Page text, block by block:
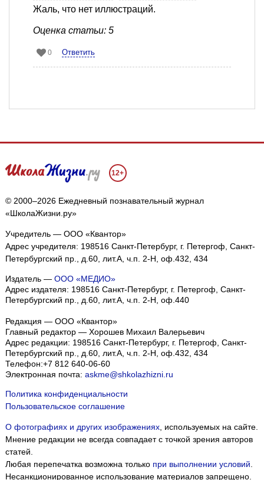
Жаль, что нет иллюстраций.
Оценка статьи: 5
0 Ответить
12+
© 2000–2026 Ежедневный познавательный журнал
«ШколаЖизни.ру»
Учредитель — ООО «Квантор»
Адрес учредителя: 198516 Санкт-Петербург, г. Петергоф, Санкт-
Петербургский пр., д.60, лит.А, ч.п. 2-Н, оф.432, 434
Издатель — ООО «МЕДИО»
Адрес издателя: 198516 Санкт-Петербург, г. Петергоф, Санкт-
Петербургский пр., д.60, лит.А, ч.п. 2-Н, оф.440
Редакция — ООО «Квантор»
Главный редактор — Хорошев Михаил Валерьевич
Адрес редакции: 198516 Санкт-Петербург, г. Петергоф Санкт-
Петербургский пр., д.60, лит.А, ч.п. 2-Н, оф.432, 434
Телефон:+7 812 640-06-60
Электронная почта: askme@shkolazhizni.ru
Политика конфиденциальности
Пользовательское соглашение
О фотографиях и других изображениях, используемых на сайте.
Мнение редакции не всегда совпадает с точкой зрения авторов
статей.
Любая перепечатка возможна только при выполнении условий
Несанкционированное использование материалов запрещено.